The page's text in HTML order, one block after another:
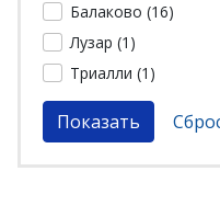
Балаково (16)
Лузар (1 )
Триалли (1 )